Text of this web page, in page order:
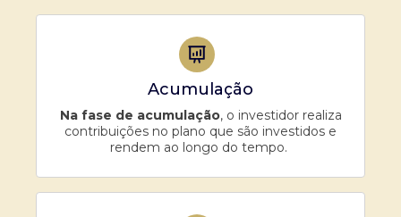
Acumulação
Na fase de acumulação, o investidor realiza
contribuições no plano que são investidos e
rendem ao longo do tempo.